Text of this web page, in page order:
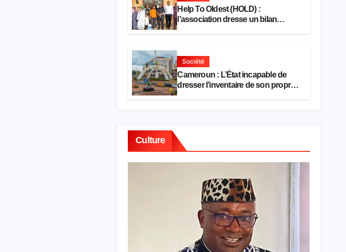
Help To Oldest (HOLD) :
l’association dresse un bilan
Société
Cameroun : L’État incapable de
dresser l’inventaire de son propre
Culture